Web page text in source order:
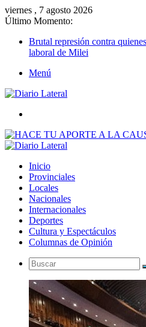
viernes , 7 agosto 2026
Último Momento:
Brutal represión contra
laboral de Milei
Menú
Inicio
Provinciales
Locales
Nacionales
Internacionales
Deportes
Cultura y Espectáculos
Columnas de Opinión